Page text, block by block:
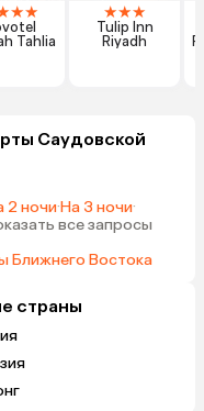
★★
Tahlia
★★★
Tulip Inn
Riyadh
Саудовской
2 ночи·На 3 ночи·
все запросы
Ближнего Востока
страны